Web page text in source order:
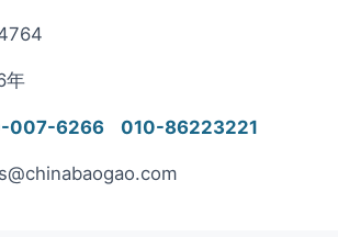
年
007-6266 010-86223221